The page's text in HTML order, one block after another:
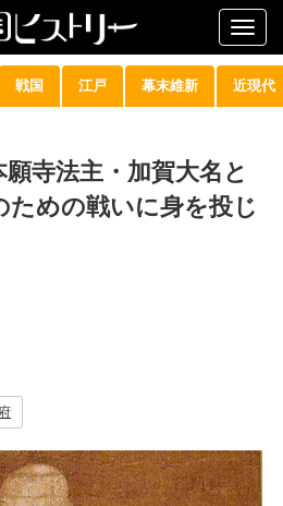
戦国 江戸 幕末維新 近現代
願寺法主・加賀大名と
ための戦いに身を投じ